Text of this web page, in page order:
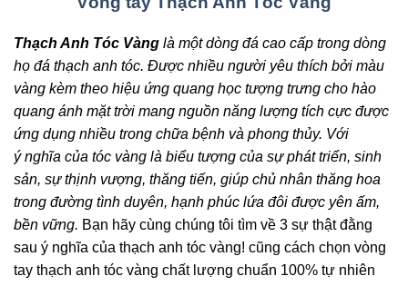
Thạch Anh Tóc Vàng là một dòng đá cao cấp trong dòng
họ đá thạch anh tóc. Được nhiều người yêu thích bởi màu
vàng kèm theo hiệu ứng quang học tượng trưng cho hào
quang ánh mặt trời mang nguồn năng lượng tích cực được
ứng dụng nhiều trong chữa bệnh và phong thủy. Với
ý nghĩa của tóc vàng là biểu tượng của sự phát triển, sinh
sản, sự thịnh vượng, thăng tiến, giúp chủ nhân thăng hoa
trong đường tình duyên, hạnh phúc lứa đôi được yên ấm,
bền vững. Bạn hãy cùng chúng tôi tìm về 3 sự thật đằng
sau ý nghĩa của thạch anh tóc vàng! cũng cách chọn vòng
tay thạch anh tóc vàng chất lượng chuẩn 100% tự nhiên